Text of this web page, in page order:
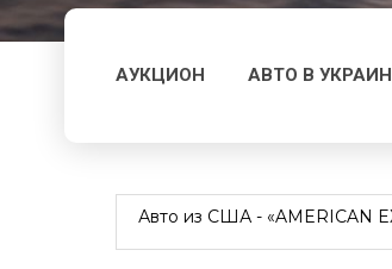
АУКЦИОН АВТО В
Авто из США - «AMERICAN